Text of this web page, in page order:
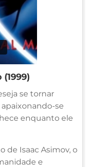
se tornar
se
enquanto ele
de Isaac Asimov, o
e